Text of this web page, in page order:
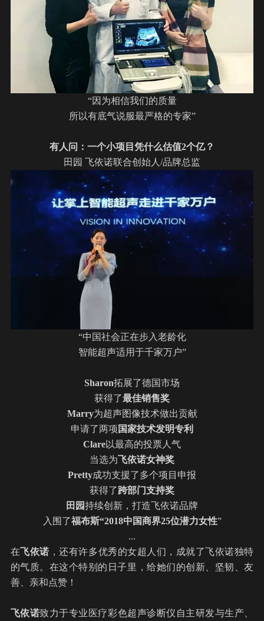
“因为相信我们的质量
所以有底气说服最严格的专家”
有人问：一个小项目凭什么估值2个亿？
田园 飞依诺联合创始人/品牌总监
“中国社会正在步入老龄化
智能超声适用于千家万户”
Sharon拓展了德国市场
获得了最佳销售奖
Marry为超声图像技术做出贡献
申请了两项 国家技术发明专利
Clare以最高的投票人气
当选为飞依诺女神奖
Pretty成功支援了多个项目申报
获得了跨部门支持奖
田园持续创新，打造飞依诺品牌
入围了福布斯“2018中国商界25位潜力女性”
...
在飞依诺 ，还有许多优秀的女超人们，成就了飞依诺独特
的气质。在这个特别的日子里，给她们的创新、坚韧、友
善、亲和点赞！
飞依诺致力于专业医疗彩色超声诊断仪 自主研发与生产、